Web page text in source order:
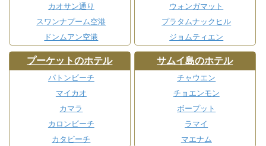
カオサン通り
スワンナプーム空港
ドンムアン空港
ウォンガマット
プラタムナックヒル
ジョムティエン
プーケットのホテル
パトンビーチ
マイカオ
カマラ
カロンビーチ
カタビーチ
サムイ島のホテル
チャウエン
チョエンモン
ボープット
ラマイ
マエナム